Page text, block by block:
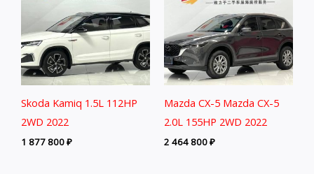
Skoda Kamiq 1.5L 112HP
2WD 2022
1 877 800₽
Mazda CX-5 Mazda CX-5
2.0L 155HP 2WD 2022
2 464 800₽